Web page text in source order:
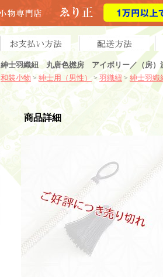
紳士羽織紐 丸唐色撚房 アイボリー／（房）
和装小物 > 紳士用（男性） >羽織紐 > 紳士羽
商品詳細